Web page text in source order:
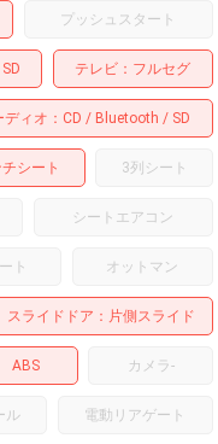
プッシュスタート
SD テレビ フルセグ
ディオ CD Bluetooth SD
シート 3列シート
シートエアコン
ト オットマン
スライドドア 片側スライド
ABS カメラ-
ル 電動リアゲート